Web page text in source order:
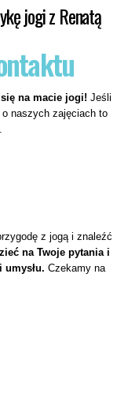
jogi z Renatą
na macie jogi! Jeśli
naszych zajęciach to
z jogą i znaleźć
na Twoje pytania i
umysłu. Czekamy na